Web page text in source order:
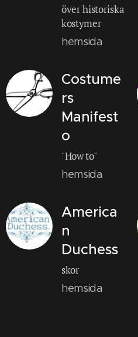
över historiska
kostymer
hemsida
Costume
rs
Manifest
o
"How to"
hemsida
America
n
Duchess
skor
hemsida